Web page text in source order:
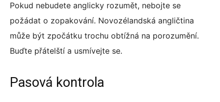
Pokud nebudete anglicky rozumět, nebojte se
požádat o zopakování. Novozélandská angličtina
může být zpočátku trochu obtížná na porozumění.
Buďte přátelští a usmívejte se.
Pasová kontrola